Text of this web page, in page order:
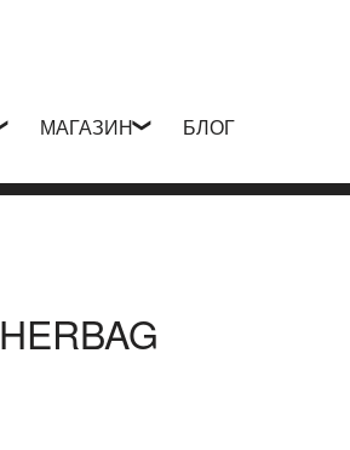
МАГАЗИН БЛОГ
HERBAG